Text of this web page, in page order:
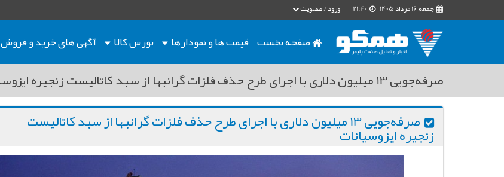
جمعه 16 مرداد 1405 ورود / عضویت
صفحه نخست قیمت هاو نمودارها بورس کالا آگهی های خرید و فروش
صرفه‌جویی 13 میلیون دلاری با اجرای طرح حذف فلزات گرانبها از سبد کاتالیست زنجیره ایزوسیانات
صرفه‌جویی 13 میلیون دلاری با اجرای طرح حذف فلزات گرانبها از سبد کاتالیست
زنجیره ایزوسیانات